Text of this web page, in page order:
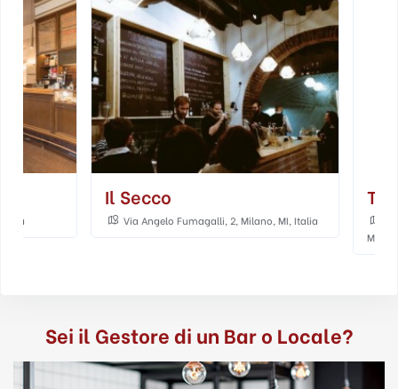
Via Angelo Fumagalli, 2, Milano, MI, Italia
Via Giovanni
Milano MI, Italia
Sei il Gestore di un Bar o Locale?